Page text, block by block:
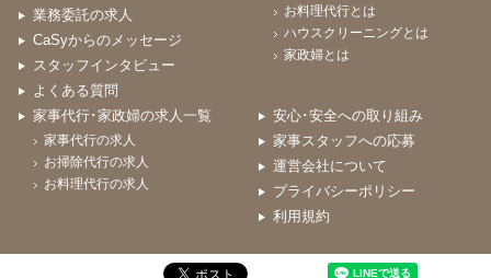
業務委託の求人
CaSyからのメッセージ
スタッフインタビュー
よくある質問
お料理代行とは
ハウスクリーニングとは
家政婦とは
家事代行･家政婦の求人一覧
家事代行の求人
お掃除代行の求人
お料理代行の求人
安心･安全への取り組み
家事スタッフへの応募
運営会社について
プライバシーポリシー
利用規約